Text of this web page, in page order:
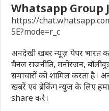
Whatsapp Group
https://
5E?mode=r_c
अनदेखी खबर न्यूज़ पेपर भारत
चैनल राजनीति, मनोरंजन,
समाचारों को शामिल करता
खबरें एवं ब्रेकिंग न्यूज के लिए
share करे।